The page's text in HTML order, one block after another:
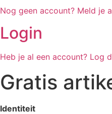
Nog geen account? Meld je
Login
Heb je al een account? Log
Gratis
Identiteit